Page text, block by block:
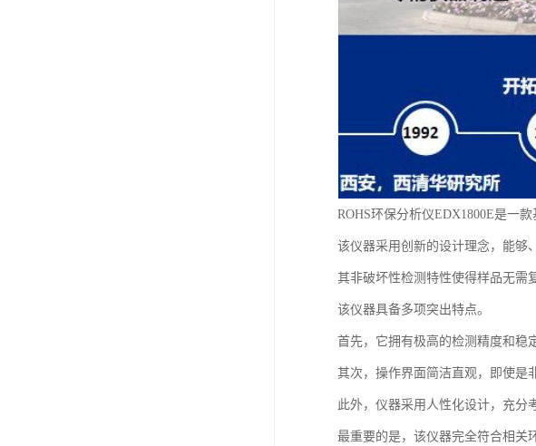
ROHS环保分析仪EDX1800E是一
该仪器采用创新的设计理念，能够
其非破坏性检测特性使得样品无需
该仪器具备多项突出特点。
首先，它拥有极高的检测精度和稳
其次，操作界面简洁直观，即使是
此外，仪器采用人性化设计，充分
最重要的是，该仪器完全符合相关